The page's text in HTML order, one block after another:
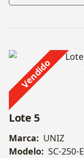
Vendido
Lote 5
Marca: UNIZ
Modelo: SC-250-E